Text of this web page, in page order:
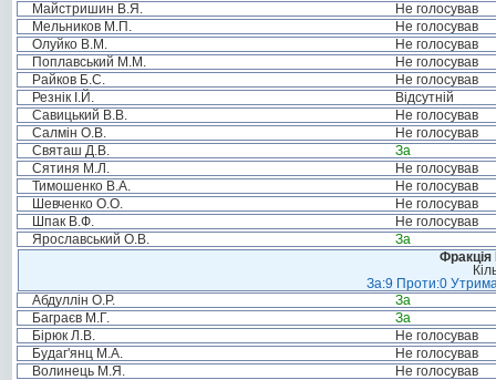
Майстришин В.Я.
Не голосував
Мельников М.П.
Не голосував
Олуйко В.М.
Не голосував
Поплавський М.М.
Не голосував
Райков Б.С.
Не голосував
Резнік І.Й.
Відсутній
Савицький В.В.
Не голосував
Салмін О.В.
Не голосував
Святаш Д.В.
За
Сятиня М.Л.
Не голосував
Тимошенко В.А.
Не голосував
Шевченко О.О.
Не голосував
Шпак В.Ф.
Не голосував
Ярославський О.В.
За
За:9 Проти:0
Абдуллін О.Р.
За
Баграєв М.Г.
За
Бірюк Л.В.
Не голосував
Будаг'янц М.А.
Не голосував
Волинець М.Я.
Не голосував